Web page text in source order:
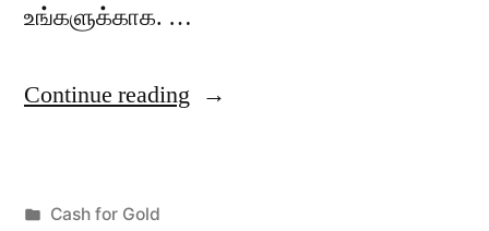
உங்களுக்காக. …
Continue reading “அடகு
Posted
Cash for Gold